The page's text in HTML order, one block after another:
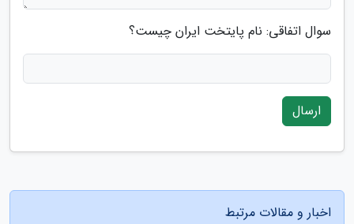
سوال اتفاقی: نام پایتخت ایران چیست؟
ارسال
اخبار و مقالات مرتبط